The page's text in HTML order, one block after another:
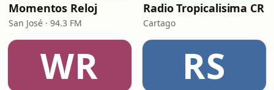
Momentos Reloj
San José · 94.3 FM
Radio Tropicalisima CR
Cartago
WR RS